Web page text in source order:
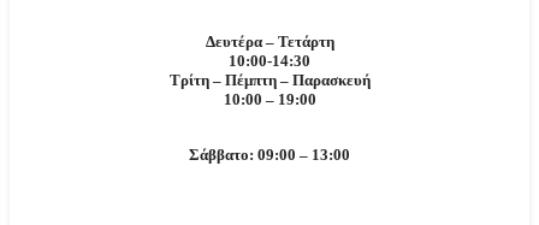
Δευτέρα – Τετάρτη
10:00-14:30
Τρίτη – Πέμπτη – Παρασκευή
10:00 – 19:00
Σάββατο: 09:00 – 13:00